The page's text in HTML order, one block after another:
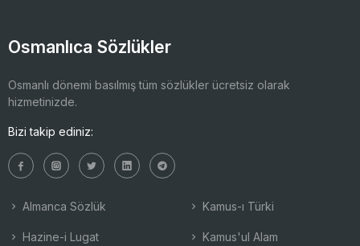
Osmanlıca Sözlükler
Osmanlı dönemi basılmış tüm sözlükler ücretsiz olarak
hizmetinizde.
Bizi takip ediniz:
Almanca Sözlük
Hazine-i Lugat
Kamus-ı Türki
Kamus'ul Alam